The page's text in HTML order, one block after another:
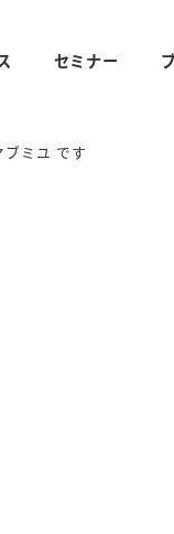
セミナー
ミユ です